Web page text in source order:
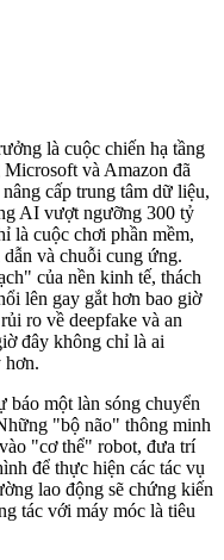
là cuộc chiến hạ tầng
và Amazon đã
cấp trung tâm dữ liệu,
AI vượt ngưỡng 300 tỷ
là cuộc chơi phần mềm,
và chuỗi cung ứng.
của nền kinh tế, thách
lên gay gắt hơn bao giờ
ro về deepfake và an
đây không chỉ là ai
hơn.
một làn sóng chuyển
"bộ não" thông minh
"c‌ơ th‌ể" robot, đưa trí
để thực hiện các tác vụ
lao động sẽ chứng kiến
tác với máy móc là tiêu